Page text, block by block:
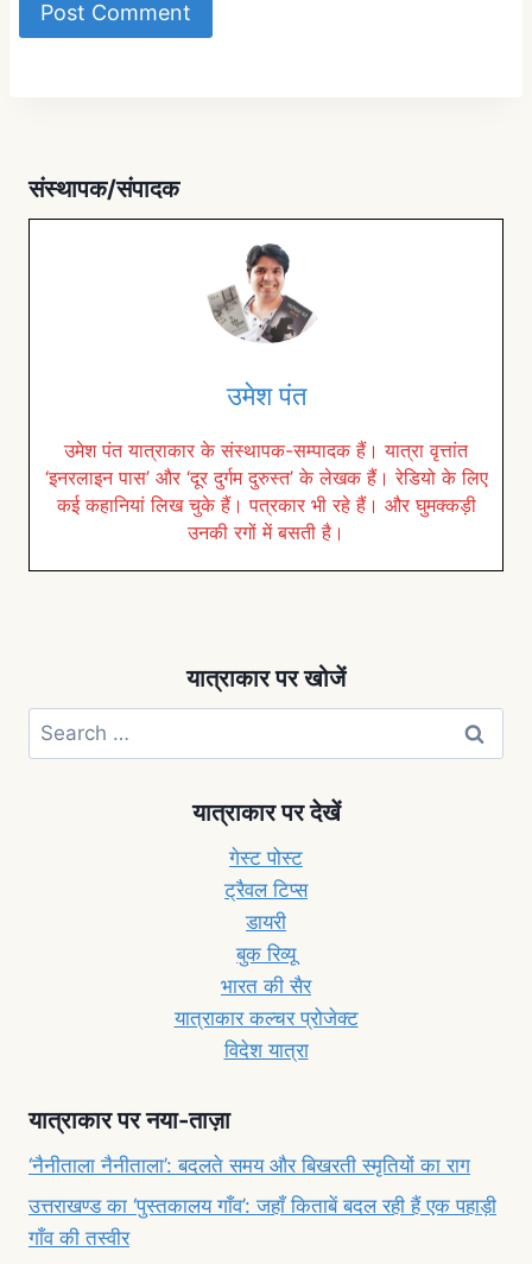
संस्थापक/संपादक
उमेश पंत
उमेश पंत यात्राकार के संस्थापक-सम्पादक हैं। यात्रा वृत्तांत
‘इनरलाइन पास’ और ‘दूर दुर्गम दुरुस्त’ के लेखक हैं। रेडियो के लिए
कई कहानियां लिख चुके हैं। पत्रकार भी रहे हैं। और घुमक्कड़ी
उनकी रगों में बसती है।
यात्राकार पर खोजें
यात्राकार पर देखें
गेस्ट पोस्ट
ट्रैवल टिप्स
डायरी
बुक रिव्यू
भारत की सैर
यात्राकार कल्चर प्रोजेक्ट
विदेश यात्रा
यात्राकार पर नया-ताज़ा
‘नैनीताला नैनीताला’: बदलते समय और बिखरती स्मृतियों का राग
उत्तराखण्ड का ‘पुस्तकालय गाँव’: जहाँ किताबें बदल रही हैं एक पहाड़ी
गाँव की तस्वीर